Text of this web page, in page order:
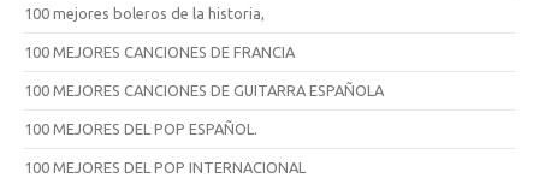
100 mejores boleros de la historia,
100 MEJORES CANCIONES DE FRANCIA
100 MEJORES CANCIONES DE GUITARRA ESPAÑOLA
100 MEJORES DEL POP ESPAÑOL.
100 MEJORES DEL POP INTERNACIONAL